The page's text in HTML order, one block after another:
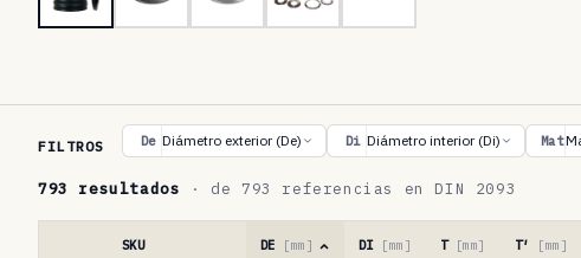
a
b
FILTROS De Diámetro exterior (De) Di Diámetro interior (Di) Mat
793 resultados · de 793 referencias en DIN 2093
SKU DE [mm] DI [mm] T [mm] T′ [mm]